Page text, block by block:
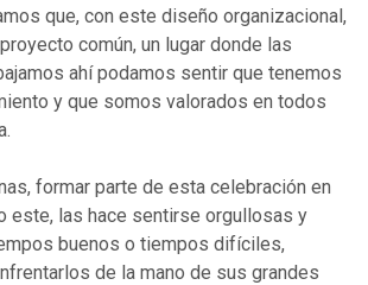
que, con este diseño organizacional,
común, un lugar donde las
ahí podamos sentir que tenemos
y que somos valorados en todos
formar parte de esta celebración en
este, las hace sentirse orgullosas y
buenos o tiempos difíciles,
de la mano de sus grandes